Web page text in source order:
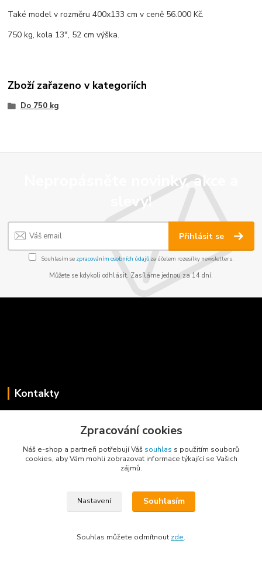
Také model v rozměru 400x133 cm v ceně 56.000 Kč.
750 kg, kola 13", 52 cm výška.
Zboží zařazeno v kategoriích
Do 750 kg
Nepropásněte novinky, akce a
slevy!
Přihlásit se
Souhlasím se zpracováním osobních údajůza účelem rozesílky newsletteru.
Můžete se kdykoli odhlásit. Zasíláme jednou za 14 dní.
Kontakty
+420 775 734 715
info@privesyblyss.cz
Zpracování cookies
Náš e-shop a partneři potřebují Váš souhlas s použitím souborů
cookies, aby Vám mohli zobrazovat informace týkající se Vašich
zájmů.
Nastavení Souhlasím
Souhlas můžete odmítnout zde.